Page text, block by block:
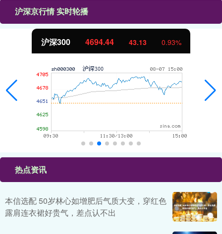
沪深京行情 实时轮播
43.13 0.93%
热点资讯
本信选配 50岁林心如增肥后气质大变，穿红色
露肩连衣裙好贵气，差点认不出